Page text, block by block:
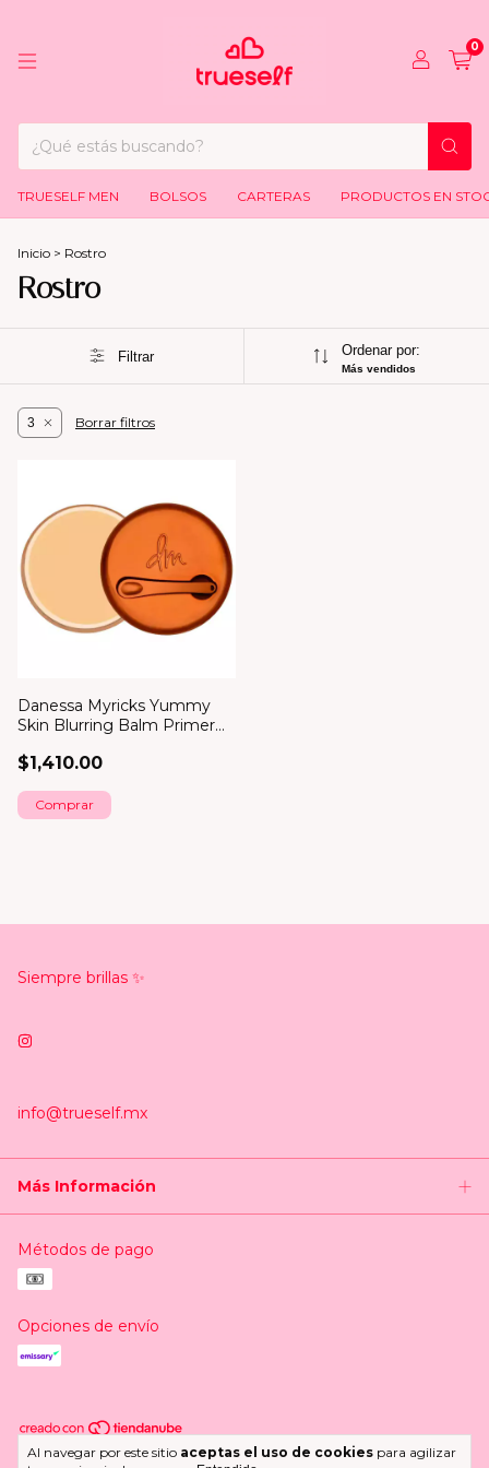
0
TRUESELF MEN BOLSOS CARTERAS PRODUCTOS EN
Al navegar por este sitio aceptas el uso de cookies para agilizar
Inicio > Rostro
Rostro
Filtrar Ordenar por:
Más vendidos
3 Borrar filtros
Danessa Myricks Yummy
Skin Blurring Balm Primer
$1,410.00
Comprar
Siempre brillas ✨
info@trueself.mx
Más Información
Métodos de pago
Opciones de envío
Copyright Trueself.mx - 2026. Todos los derechos reservados.